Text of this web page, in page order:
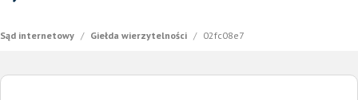
Sąd internetowy / Giełda wierzytelności / 02fc08e7